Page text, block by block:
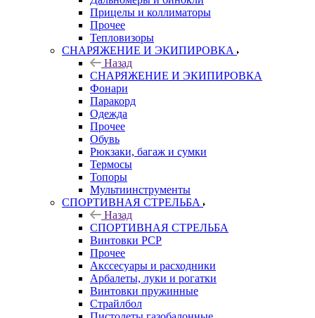
Прицелы и коллиматоры
Прочее
Тепловизоры
СНАРЯЖЕНИЕ И ЭКИПИРОВКА
Назад
СНАРЯЖЕНИЕ И ЭКИПИРОВКА
Фонари
Паракорд
Одежда
Прочее
Обувь
Рюкзаки, багаж и сумки
Термосы
Топоры
Мультиинструменты
СПОРТИВНАЯ СТРЕЛЬБА
Назад
СПОРТИВНАЯ СТРЕЛЬБА
Винтовки PCP
Прочее
Акссесуары и расходники
Арбалеты, луки и рогатки
Винтовки пружинные
Страйлбол